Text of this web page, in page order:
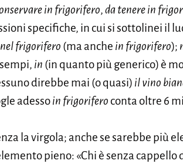
in frigorifero,da tenere in
specifiche, in cui si sottolinei il
frigorifero (ma anche in frigorifero);
in (in quanto più generico) è
direbbe mai (o quasi) il vino
adessoin frigoriferoconta oltre 6
la virgola; anche se sarebbe più
pieno: «Chi è senza